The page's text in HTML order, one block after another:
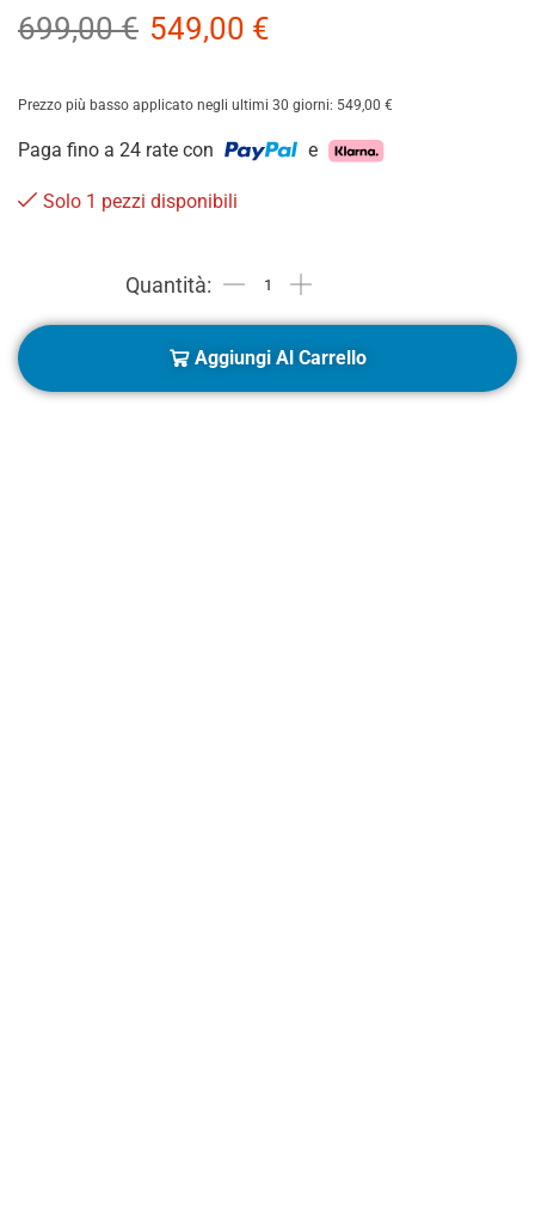
699,00€ 549,00 €
Prezzo più basso applicato negli ultimi 30 giorni: 549,00 €
Paga fino a 24 rate con e
Solo 1 pezzi disponibili
Aggiungi Al Carrello